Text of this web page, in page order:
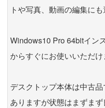
トや写真、動画の編集にも
Windows10 Pro 64bitイン
からすぐにお使いいただけ
デスクトップ本体は中古
ありますが状態はまずま